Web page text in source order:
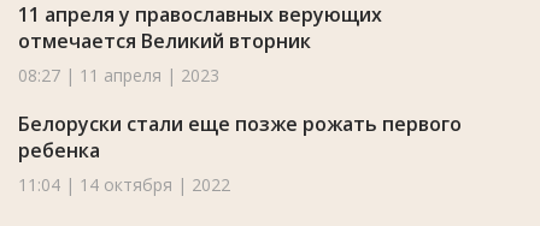
11 апреля у православных верующих
отмечается Великий вторник
08:27 | 11 апреля | 2023
Белоруски стали еще позже рожать первого
ребенка
11:04 | 14 октября | 2022